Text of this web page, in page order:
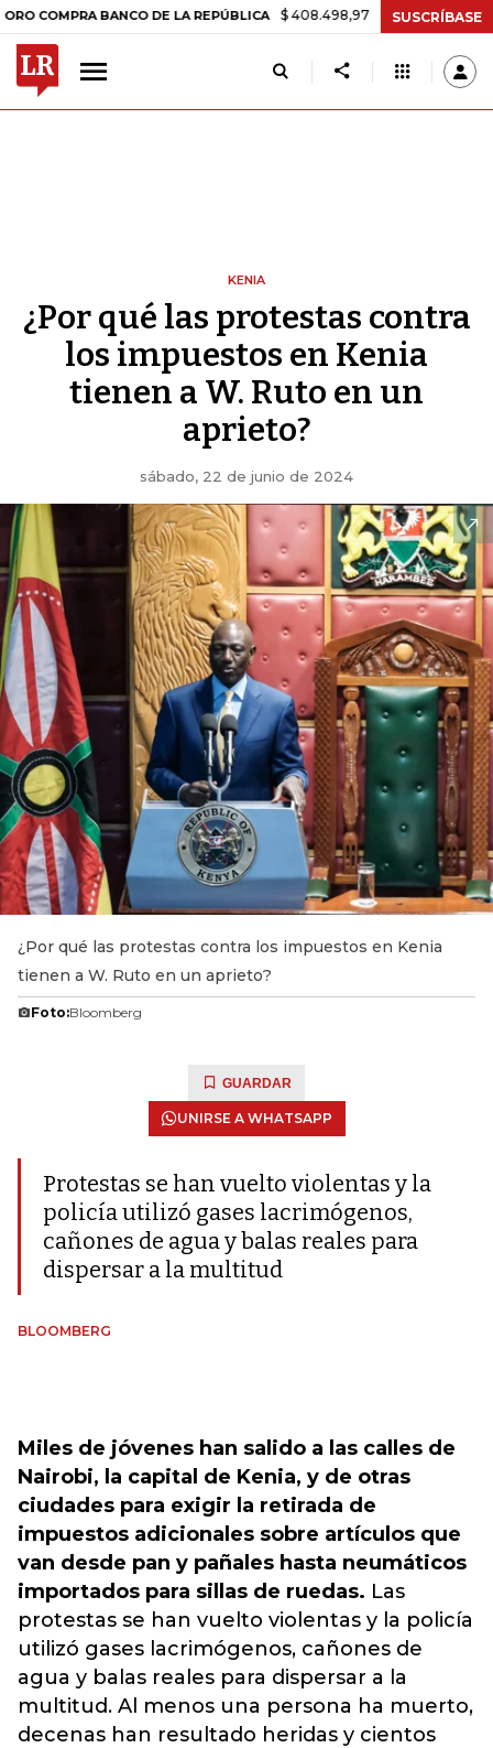
BANCO DE LA REPÚBLICA $ 408.498,97 +$ 8.753,81 +2,19%
SUSCRÍBASE
KENIA
¿Por qué las protestas contra
los impuestos en Kenia
tienen a W. Ruto en un
aprieto?
sábado, 22 de junio de 2024
¿Por qué las protestas contra los impuestos en Kenia
tienen a W. Ruto en un aprieto?
Foto:Bloomberg
GUARDAR
UNIRSE A WHATSAPP
Protestas se han vuelto violentas y la
policía utilizó gases lacrimógenos,
cañones de agua y balas reales para
dispersar a la multitud
BLOOMBERG
Miles de jóvenes han salido a las calles de
Nairobi, la capital de Kenia, y de otras
ciudades para exigir la retirada de
impuestos adicionales sobre artículos que
van desde pan y pañales hasta neumáticos
importados para sillas de ruedas. Las
protestas se han vuelto violentas y la policía
utilizó gases lacrimógenos, cañones de
agua y balas reales para dispersar a la
multitud. Al menos una persona ha muerto,
decenas han resultado heridas y cientos